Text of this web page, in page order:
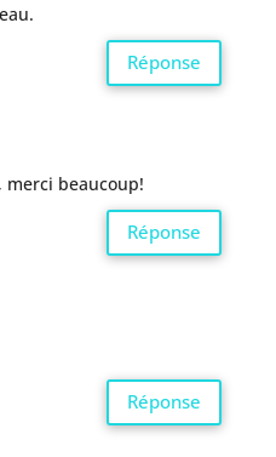
Réponse
beaucoup!
Réponse
Réponse